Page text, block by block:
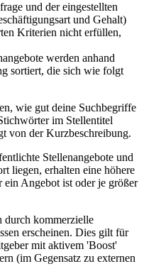
und der eingestellten
und Gehalt)
Kriterien nicht erfüllen,
werden anhand
sortiert, die sich wie folgt
wie gut deine Suchbegriffe
im Stellentitel
von der Kurzbeschreibung.
Stellenangebote und
liegen, erhalten eine höhere
Angebot ist oder je größer
durch kommerzielle
erscheinen. Dies gilt für
mit aktivem 'Boost'
(im Gegensatz zu externen